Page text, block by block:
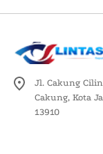
Jl. Cakung
Cakung, Kota
13910